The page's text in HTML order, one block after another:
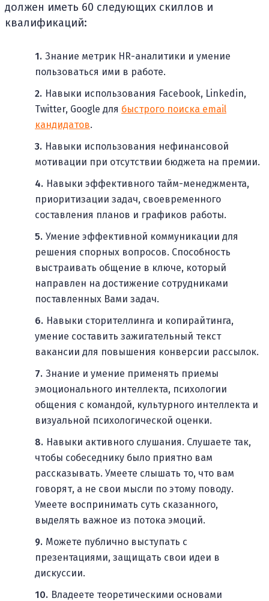
должен иметь 60 следующих скиллов и
квалификаций:
Знание метрик HR-аналитики и умение
пользоваться ими в работе.
Навыки использования Facebook, Linkedin,
Twitter, Google для быстрого поиска email
кандидатов.
Навыки использования нефинансовой
мотивации при отсутствии бюджета на премии.
Навыки эффективного тайм-менеджмента,
приоритизации задач, своевременного
составления планов и графиков работы.
Умение эффективной коммуникации для
решения спорных вопросов. Способность
выстраивать общение в ключе, который
направлен на достижение сотрудниками
поставленных Вами задач.
Навыки сторителлинга и копирайтинга,
умение составить зажигательный текст
вакансии для повышения конверсии рассылок.
Знание и умение применять приемы
эмоционального интеллекта, психологии
общения с командой, культурного интеллекта и
визуальной психологической оценки.
Навыки активного слушания. Слушаете так,
чтобы собеседнику было приятно вам
рассказывать. Умеете слышать то, что вам
говорят, а не свои мысли по этому поводу.
Умеете воспринимать суть сказанного,
выделять важное из потока эмоций.
Можете публично выступать с
презентациями, защищать свои идеи в
дискуссии.
Владеете теоретическими основами